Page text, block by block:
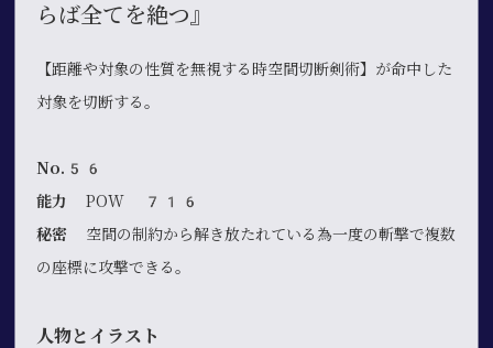
らば全てを絶つ』
【距離や対象の性質を無視する時空間切断剣術】が命中した
対象を切断する。
No.56
能力POW 716
秘密 空間の制約から解き放たれている為一度の斬撃で複数
の座標に攻撃できる。
人物とイラスト